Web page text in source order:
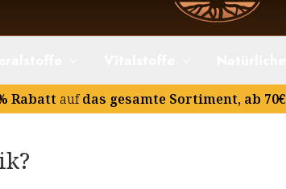
Rabatt aufdas gesamte Sortiment, ab 70€